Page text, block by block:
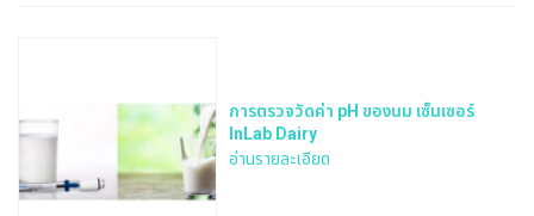
การตรวจวัดค่า pH ของนม เซ็นเซอร์
InLab Dairy
อ่านรายละเอียด